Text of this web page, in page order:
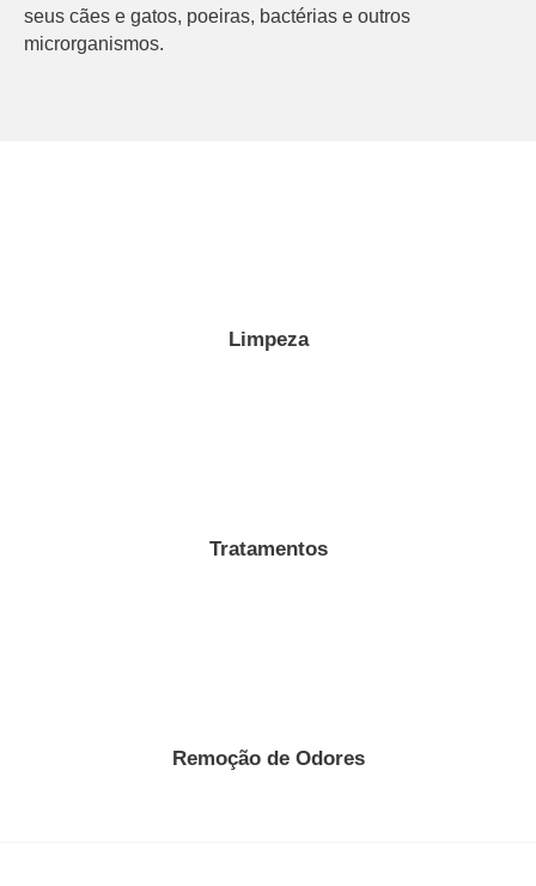
seus cães e gatos, poeiras, bactérias e outros
microrganismos.
Limpeza
Tratamentos
Remoção de Odores